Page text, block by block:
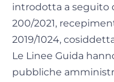
introdotta a seguito
200/2021,
2019/1024,
Le Linee Guida
pubbliche